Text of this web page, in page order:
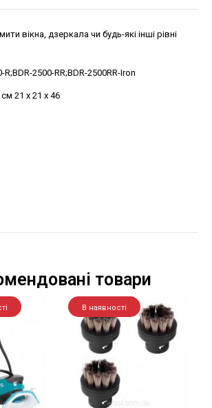
вікна, дзеркала чи будь-які інші рівні
2500-RR;BDR-2500RR-Iron
21 x 21 x 46
товари
В наявності